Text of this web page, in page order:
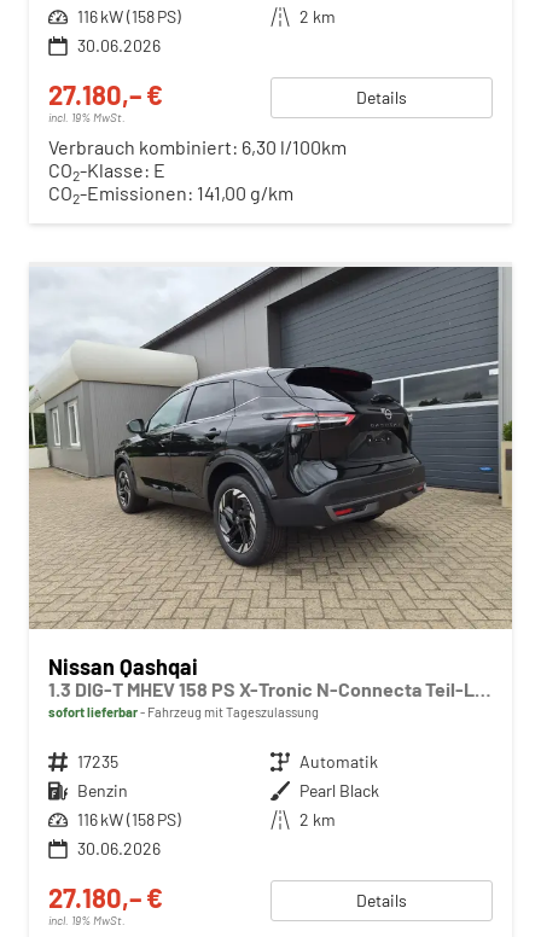
Leistung 116 kW (158 PS) Kilometerstand 2 km
30.06.2026
27.180,– €
incl. 19% MwSt.
Details
Verbrauch kombiniert: 6,30 l/100km
CO2-Klasse: E
CO2-Emissionen: 141,00 g/km
Nissan Qashqai
1.3 DIG-T MHEV 158 PS X-Tronic N-Connecta Teil-Leder PanoGlasdach Klimaautomatik Sitzheizung Lenkradheizung Navi ACC PDC v+h 360°Kamera DAB Bluetooth Touchscreen Apple CarPlay Android Auto 18"LM
sofort lieferbar Fahrzeug mit Tageszulassung
Fahrzeugnr. 17235 Getriebe Automatik
Kraftstoff Benzin Außenfarbe Pearl Black
Leistung 116 kW (158 PS) Kilometerstand 2 km
30.06.2026
27.180,– €
incl. 19% MwSt.
Details